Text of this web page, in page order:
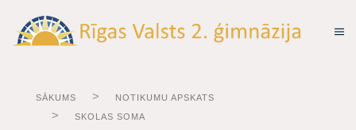
SĀKUMS
NOTIKUMU APSKATS
SKOLAS SOMA